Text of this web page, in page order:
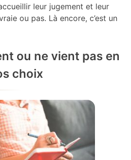
leur jugement et leur
ou pas. Là encore, c’est un
ou ne vient pas en
choix